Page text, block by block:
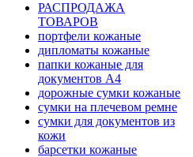
РАСПРОДАЖА
ТОВАРОВ
портфели кожаные
дипломаты кожаные
папки кожаные для
документов А4
дорожные сумки кожаные
сумки на плечевом ремне
сумки для документов из
кожи
барсетки кожаные